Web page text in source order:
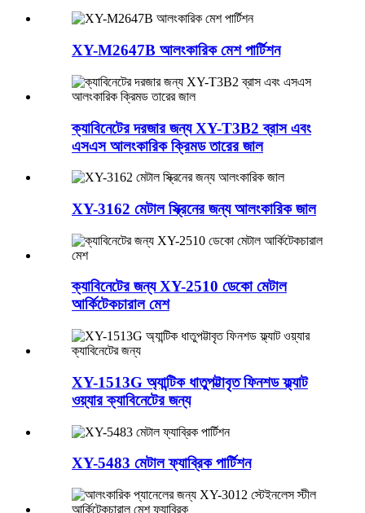
XY-M2647B আলংকারিক মেশ পার্টিশন
ক্যাবিনেটের দরজার জন্য XY-T3B2 ব্রাস এবং
এসএস আলংকারিক ক্রিমড তারের জাল
XY-3162 মেটাল স্ক্রিনের জন্য আলংকারিক জাল
ক্যাবিনেটের জন্য XY-2510 ডেকো মেটাল
আর্কিটেকচারাল মেশ
XY-1513G অ্যান্টিক ধাতুপট্টাবৃত ফিনশড ফ্ল্যাট
ওয়্যার ক্যাবিনেটের জন্য
XY-5483 মেটাল ফ্যাব্রিক পার্টিশন